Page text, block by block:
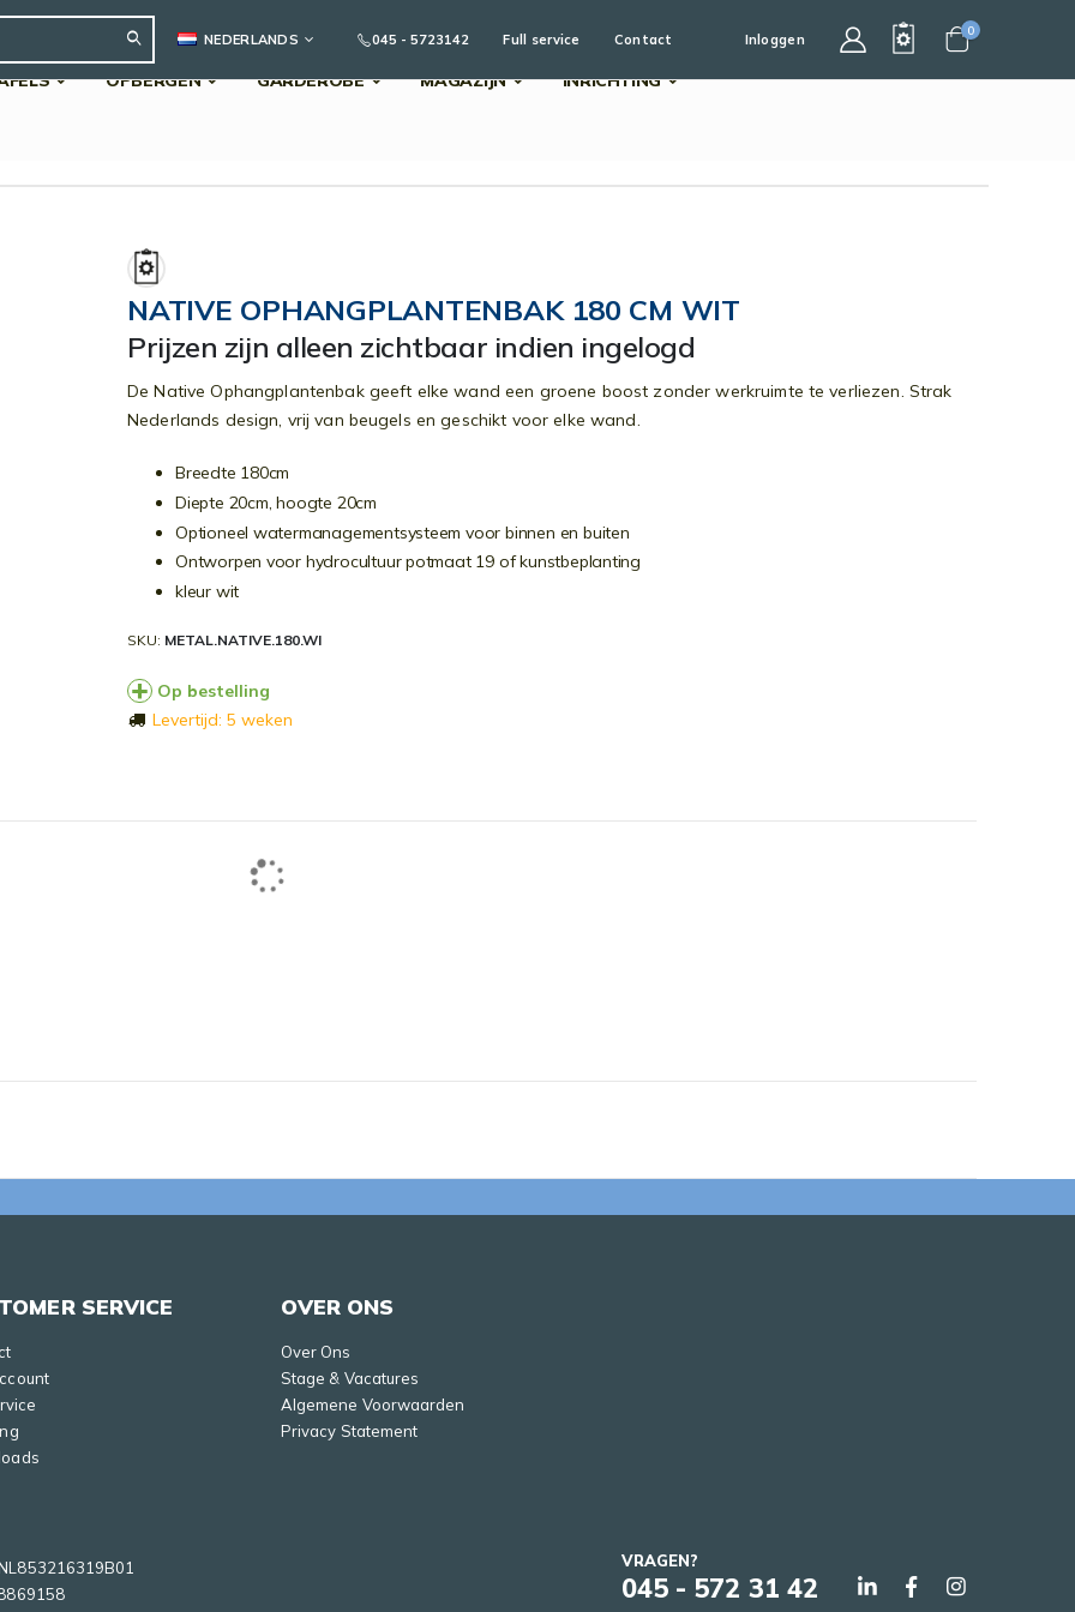
Search
TAALNEDERLANDS 045 - 5723142 Full service Contact Inloggen
Cart
0
OPBERGEN GARDEROBE MAGAZIJN INRICHTING
NATIVE OPHANGPLANTENBAK 180 CM WIT
Prijzen zijn alleen zichtbaar indien ingelogd
De Native Ophangplantenbak geeft elke wand een groene boost zonder werkruimte te verliezen. Strak
Nederlands design, vrij van beugels en geschikt voor elke wand.
Breedte 180cm
Diepte 20cm, hoogte 20cm
Optioneel watermanagementsysteem voor binnen en buiten
Ontworpen voor hydrocultuur potmaat 19 of kunstbeplanting
kleur wit
SKU METAL.NATIVE.180.WI
Op bestelling
Levertijd: 5 weken
SERVICE OVER ONS
Over Ons
Stage & Vacatures
Algemene Voorwaarden
Privacy Statement
VRAGEN?
045 - 572 31 42